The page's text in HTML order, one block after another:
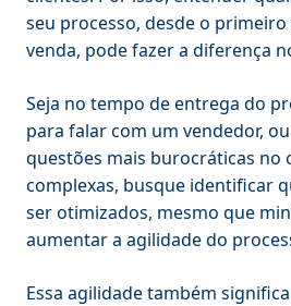
seu processo, desde o
venda, pode fazer a diferença
Seja no tempo de entrega do
para falar com um vendedor,
questões mais burocráticas no
complexas, busque identificar
ser otimizados, mesmo que
aumentar a agilidade do
Essa agilidade também